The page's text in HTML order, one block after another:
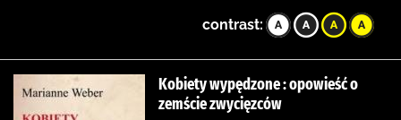
contrast:
Kobiety wypędzone : opowieść o
zemście zwycięzców